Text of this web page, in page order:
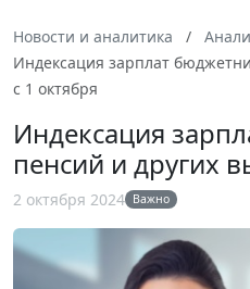
Новости и аналитика
Индексация зарплат
с 1 октября
Индексация
пенсий и других
2 октября 2024 Важно